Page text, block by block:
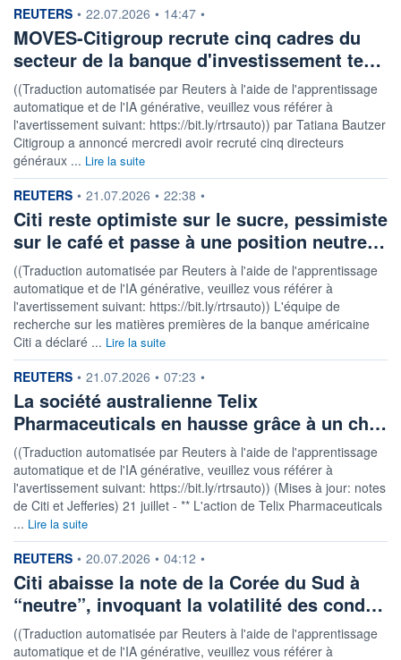
information fournie par
REUTERS • 22.07.2026 • 14:47 •
MOVES-Citigroup recrute cinq cadres du
secteur de la banque d'investissement te…
((Traduction automatisée par Reuters à l'aide de l'apprentissage
automatique et de l'IA générative, veuillez vous référer à
l'avertissement suivant: https://bit.ly/rtrsauto)) par Tatiana Bautzer
Citigroup a annoncé mercredi avoir recruté cinq directeurs
généraux ... Lire la suite
information fournie par
REUTERS • 21.07.2026 • 22:38 •
Citi reste optimiste sur le sucre, pessimiste
sur le café et passe à une position neutre…
((Traduction automatisée par Reuters à l'aide de l'apprentissage
automatique et de l'IA générative, veuillez vous référer à
l'avertissement suivant: https://bit.ly/rtrsauto)) L'équipe de
recherche sur les matières premières de la banque américaine
Citi a déclaré ... Lire la suite
information fournie par
REUTERS • 21.07.2026 • 07:23 •
La société australienne Telix
Pharmaceuticals en hausse grâce à un ch…
((Traduction automatisée par Reuters à l'aide de l'apprentissage
automatique et de l'IA générative, veuillez vous référer à
l'avertissement suivant: https://bit.ly/rtrsauto)) (Mises à jour: notes
de Citi et Jefferies) 21 juillet - ** L'action de Telix Pharmaceuticals
... Lire la suite
information fournie par
REUTERS • 20.07.2026 • 04:12 •
Citi abaisse la note de la Corée du Sud à
“neutre”, invoquant la volatilité des cond…
((Traduction automatisée par Reuters à l'aide de l'apprentissage
automatique et de l'IA générative, veuillez vous référer à